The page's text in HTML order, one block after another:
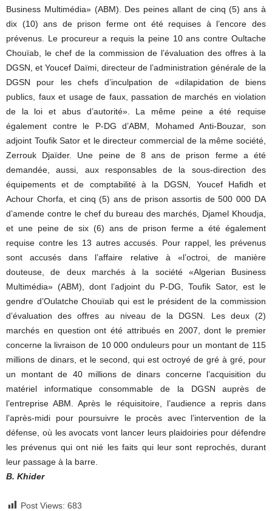
Business Multimédia» (ABM). Des peines allant de cinq (5) ans à
dix (10) ans de prison ferme ont été requises à l’encore des
prévenus. Le procureur a requis la peine 10 ans contre Oultache
Chouïab, le chef de la commission de l’évaluation des offres à la
DGSN, et Youcef Daïmi, directeur de l’administration générale de la
DGSN pour les chefs d’inculpation de «dilapidation de biens
publics, faux et usage de faux, passation de marchés en violation
de la loi et abus d’autorité». La même peine a été requise
également contre le P-DG d’ABM, Mohamed Anti-Bouzar, son
adjoint Toufik Sator et le directeur commercial de la même société,
Zerrouk Djaïder. Une peine de 8 ans de prison ferme a été
demandée, aussi, aux responsables de la sous-direction des
équipements et de comptabilité à la DGSN, Youcef Hafidh et
Achour Chorfa, et cinq (5) ans de prison assortis de 500 000 DA
d’amende contre le chef du bureau des marchés, Djamel Khoudja,
et une peine de six (6) ans de prison ferme a été également
requise contre les 13 autres accusés. Pour rappel, les prévenus
sont accusés dans l’affaire relative à «l’octroi, de manière
douteuse, de deux marchés à la société «Algerian Business
Multimédia» (ABM), dont l’adjoint du P-DG, Toufik Sator, est le
gendre d’Oulatche Chouïab qui est le président de la commission
d’évaluation des offres au niveau de la DGSN. Les deux (2)
marchés en question ont été attribués en 2007, dont le premier
concerne la livraison de 10 000 onduleurs pour un montant de 115
millions de dinars, et le second, qui est octroyé de gré à gré, pour
un montant de 40 millions de dinars concerne l’acquisition du
matériel informatique consommable de la DGSN auprès de
l’entreprise ABM. Après le réquisitoire, l’audience a repris dans
l’après-midi pour poursuivre le procès avec l’intervention de la
défense, où les avocats vont lancer leurs plaidoiries pour défendre
les prévenus qui ont nié les faits qui leur sont reprochés, durant
leur passage à la barre.
B. Khider
Post Views: 683